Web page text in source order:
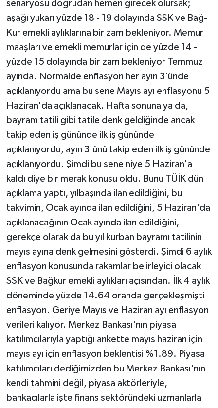
senaryosu doğrudan hemen girecek olursak;
aşağı yukarı yüzde 18 - 19 dolayında SSK ve Bağ-
Kur emekli aylıklarına bir zam bekleniyor. Memur
maaşları ve emekli memurlar için de yüzde 14 -
yüzde 15 dolayında bir zam bekleniyor Temmuz
ayında. Normalde enflasyon her ayın 3'ünde
açıklanıyordu ama bu sene Mayıs ayı enflasyonu 5
Haziran'da açıklanacak. Hafta sonuna ya da,
bayram tatili gibi tatile denk geldiğinde ancak
takip eden iş gününde ilk iş gününde
açıklanıyordu, ayın 3'ünü takip eden ilk iş gününde
açıklanıyordu. Şimdi bu sene niye 5 Haziran'a
kaldı diye bir merak konusu oldu. Bunu TÜİK dün
açıklama yaptı, yılbaşında ilan edildiğini, bu
takvimin, Ocak ayında ilan edildiğini, 5 Haziran'da
açıklanacağının Ocak ayında ilan edildiğini,
gerekçe olarak da bu yıl kurban bayramı tatilinin
mayıs ayına denk gelmesini gösterdi. Şimdi 6 aylık
enflasyon konusunda rakamlar belirleyici olacak
SSK ve Bağkur emekli aylıkları açısından. İlk 4 aylık
döneminde yüzde 14.64 oranda gerçekleşmişti
enflasyon. Geriye Mayıs ve Haziran ayı enflasyon
verileri kalıyor. Merkez Bankası'nın piyasa
katılımcılarıyla yaptığı ankette mayıs haziran için
mayıs ayı için enflasyon beklentisi %1.89. Piyasa
katılımcıları dediğimizden bu Merkez Bankası'nın
kendi tahmini değil, piyasa aktörleriyle,
bankacılarla işte finans sektöründeki uzmanlarla